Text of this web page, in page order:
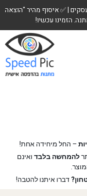
✅ משלוחים לכל הארץ עד 5 ימי עסקים | ✅ איסוף מהיר "הוצאה
הזמינו עכשיו!
– החל מיחידה אחת!
להמחשה בלבד ואינם
דברו איתנו להטבה!